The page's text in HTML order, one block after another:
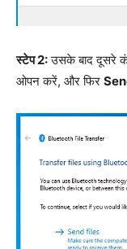
स्टेप 2:उसके बाद दूसरे
ओपन करें, और फिर